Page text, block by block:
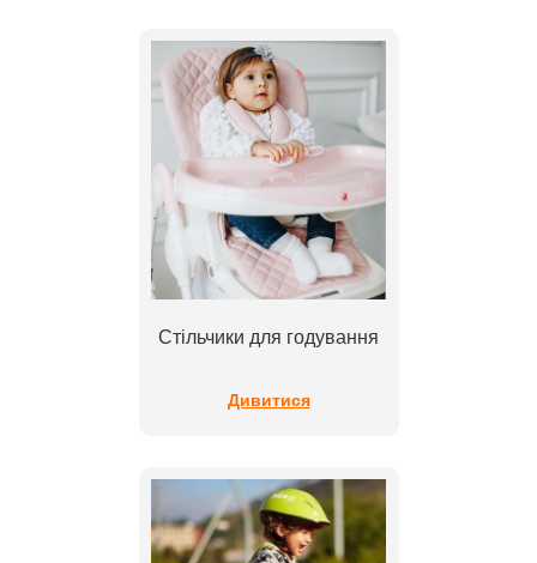
Стільчики для годування
Дивитися